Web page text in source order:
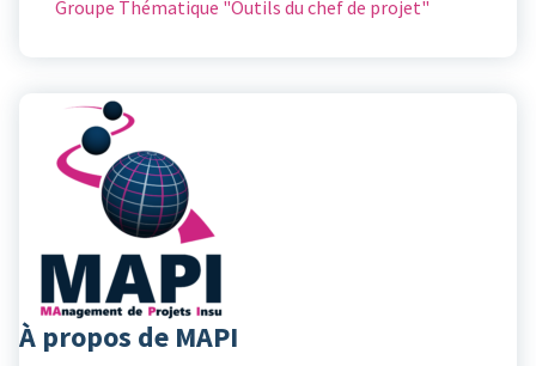
Groupe Thématique "Outils du chef de projet"
À propos de MAPI